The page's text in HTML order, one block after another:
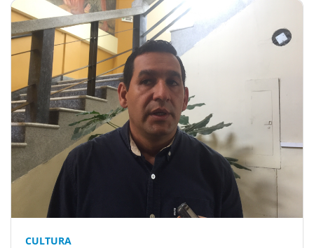
CULTURA